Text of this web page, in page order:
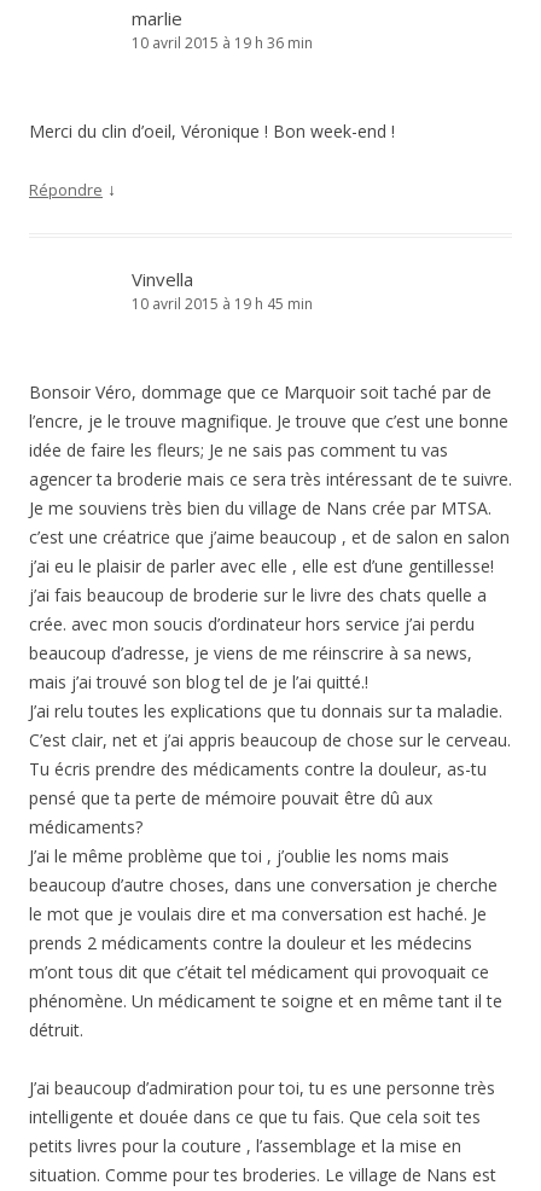
marlie
10 avril 2015 à 19 h 36 min
Merci du clin d’oeil, Véronique ! Bon week-end !
Répondre ↓
Vinvella
10 avril 2015 à 19 h 45 min
Bonsoir Véro, dommage que ce Marquoir soit taché par de
l’encre, je le trouve magnifique. Je trouve que c’est une bonne
idée de faire les fleurs; Je ne sais pas comment tu vas
agencer ta broderie mais ce sera très intéressant de te suivre.
Je me souviens très bien du village de Nans crée par MTSA.
c’est une créatrice que j’aime beaucoup , et de salon en salon
j’ai eu le plaisir de parler avec elle , elle est d’une gentillesse!
j’ai fais beaucoup de broderie sur le livre des chats quelle a
crée. avec mon soucis d’ordinateur hors service j’ai perdu
beaucoup d’adresse, je viens de me réinscrire à sa news,
mais j’ai trouvé son blog tel de je l’ai quitté.!
J’ai relu toutes les explications que tu donnais sur ta maladie.
C’est clair, net et j’ai appris beaucoup de chose sur le cerveau.
Tu écris prendre des médicaments contre la douleur, as-tu
pensé que ta perte de mémoire pouvait être dû aux
médicaments?
J’ai le même problème que toi , j’oublie les noms mais
beaucoup d’autre choses, dans une conversation je cherche
le mot que je voulais dire et ma conversation est haché. Je
prends 2 médicaments contre la douleur et les médecins
m’ont tous dit que c’était tel médicament qui provoquait ce
phénomène. Un médicament te soigne et en même tant il te
détruit.
J’ai beaucoup d’admiration pour toi, tu es une personne très
intelligente et douée dans ce que tu fais. Que cela soit tes
petits livres pour la couture , l’assemblage et la mise en
situation. Comme pour tes broderies. Le village de Nans est